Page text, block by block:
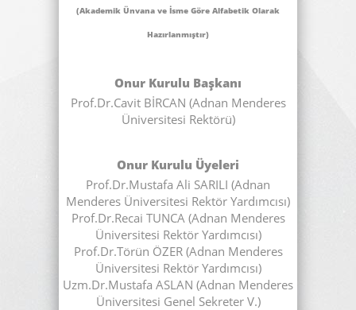
(Akademik Ünvana ve İsme Göre Alfabetik Olarak
Hazırlanmıştır)
Onur Kurulu Başkanı
Prof.Dr.Cavit BİRCAN (Adnan Menderes
Üniversitesi Rektörü)
Onur Kurulu Üyeleri
Prof.Dr.Mustafa Ali SARILI (Adnan
Menderes Üniversitesi Rektör Yardımcısı)
Prof.Dr.Recai TUNCA (Adnan Menderes
Üniversitesi Rektör Yardımcısı)
Prof.Dr.Törün ÖZER (Adnan Menderes
Üniversitesi Rektör Yardımcısı)
Uzm.Dr.Mustafa ASLAN (Adnan Menderes
Üniversitesi Genel Sekreter V.)